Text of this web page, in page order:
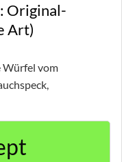
Original-
Art)
Würfel vom